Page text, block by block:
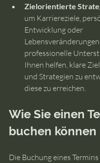
Zielorientierte
um Karriereziele,
Entwicklung oder
Lebensveränderungen
professionelle
Ihnen helfen, klare
und Strategien zu
diese zu erreichen.
Wie Sie einen
buchen können
Die Buchung eines